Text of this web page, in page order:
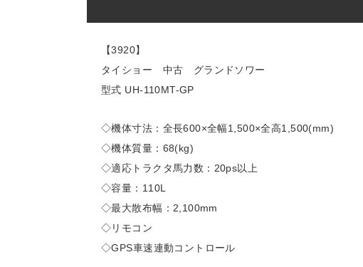
【3920】
タイショー 中古 グランドソワー
型式 UH-110MT-GP
◇機体寸法：全長600×全幅1,500×全高1,500(mm)
◇機体質量：68(kg)
◇適応トラクタ馬力数：20ps以上
◇容量：110L
◇最大散布幅：2,100mm
◇リモコン
◇GPS車速連動コントロール